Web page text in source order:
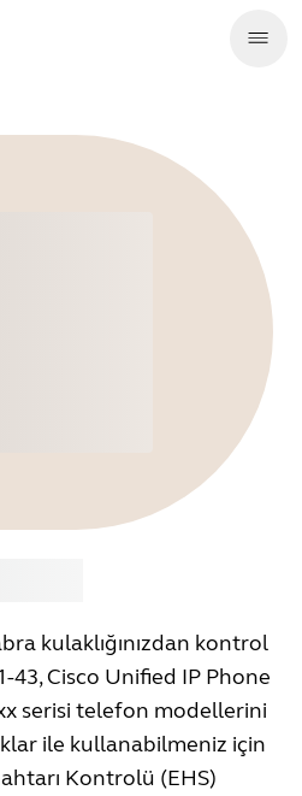
kulaklığınızdan kontrol
43, Cisco Unified IP Phone
serisi telefon modellerini
ile kullanabilmeniz için
Kontrolü (EHS)